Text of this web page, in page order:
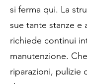
si ferma qui. La
sue tante stanze e
richiede continui
manutenzione.
riparazioni, pulizie